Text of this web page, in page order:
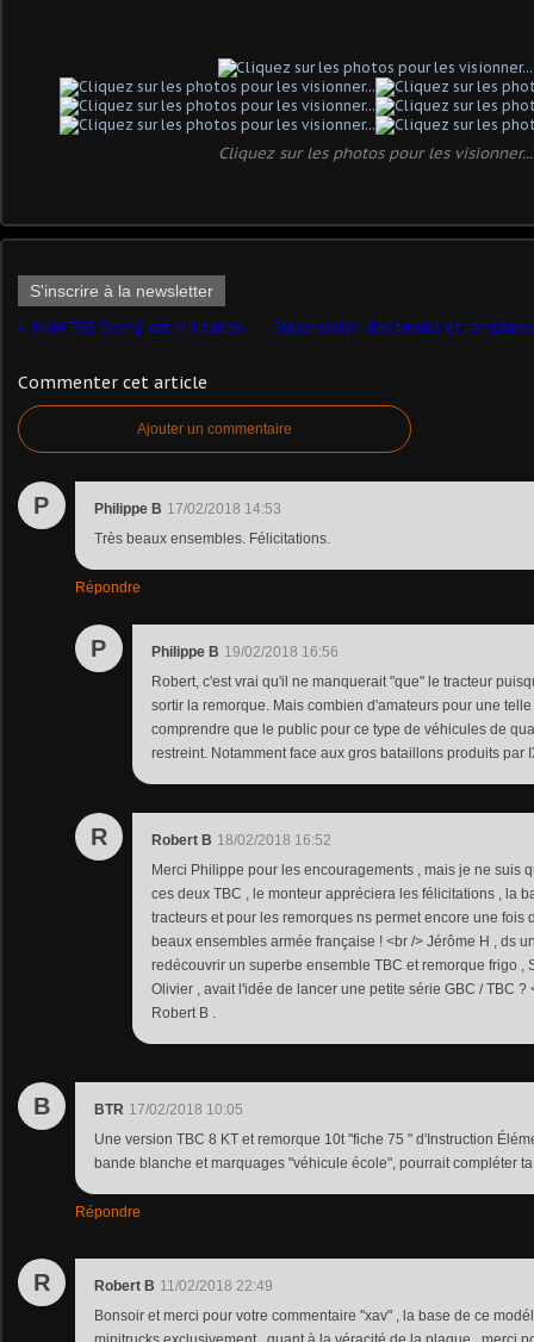
Cliquez sur les photos pour les visionner...
S'inscrire à la newsletter
MAN TGS "pompiers militaires" au 1/43ème (Eligor)
Commenter cet article
Ajouter un commentaire
P Philippe B 17/02/2018 14:53
Très beaux ensembles. Félicitations.
Répondre
P Philippe B 19/02/2018 16:56
Robert, c'est vrai qu'il ne manquerait "que" le tracteur
sortir la remorque. Mais combien d'amateurs pour une
comprendre que le public pour ce type de véhicules de
restreint. Notamment face aux gros bataillons produits par
R Robert B 18/02/2018 16:52
Merci Philippe pour les encouragements , mais je ne suis
ces deux TBC , le monteur appréciera les félicitations , la
tracteurs et pour les remorques ns permet encore une fois
beaux ensembles armée française ! <br /> Jérôme H , ds
redécouvrir un superbe ensemble TBC et remorque frigo ,
Olivier , avait l'idée de lancer une petite série GBC / TBC ?
Robert B .
B BTR 17/02/2018 10:05
Une version TBC 8 KT et remorque 10t "fiche 75 " d'Instruction
bande blanche et marquages "véhicule école", pourrait compléter
Répondre
R Robert B 11/02/2018 22:49
Bonsoir et merci pour votre commentaire "xav" , la base de ce